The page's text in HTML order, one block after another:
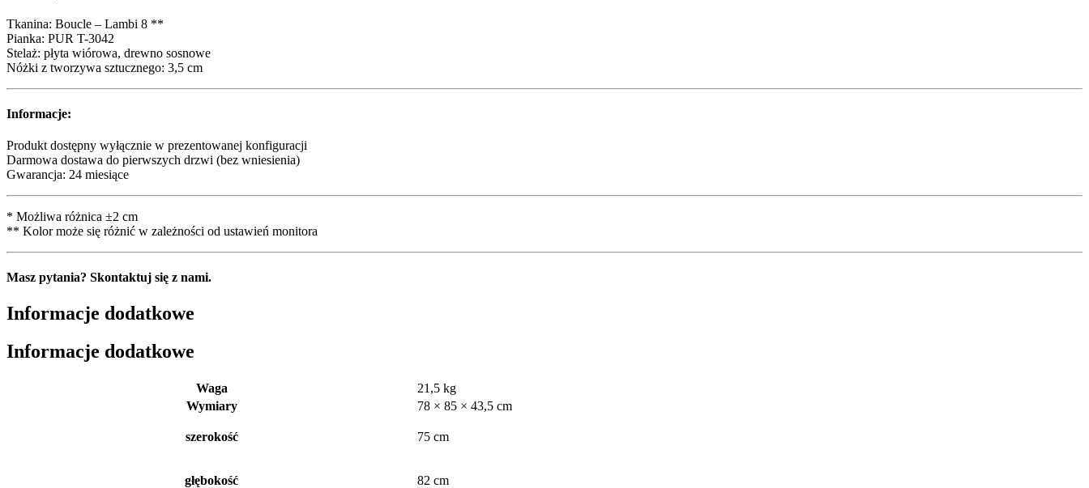
Tkanina: Boucle – Lambi 8 **
Pianka: PUR T-3042
Stelaż: płyta wiórowa, drewno sosnowe
Nóżki z tworzywa sztucznego: 3,5 cm
Informacje:
Produkt dostępny wyłącznie w prezentowanej konfiguracji
Darmowa dostawa do pierwszych drzwi (bez wniesienia)
Gwarancja: 24 miesiące
* Możliwa różnica ±2 cm
** Kolor może się różnić w zależności od ustawień monitora
Masz pytania? Skontaktuj się z nami.
Informacje dodatkowe
Informacje dodatkowe
Waga
21,5 kg
Wymiary
78 × 85 × 43,5 cm
szerokość 75 cm
głębokość 82 cm